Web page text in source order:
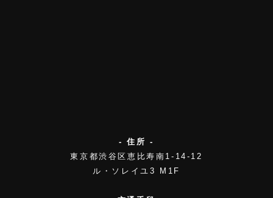
- 住所 -
東京都渋谷区恵比寿南1-14-12
ル・ソレイユ3 M1F